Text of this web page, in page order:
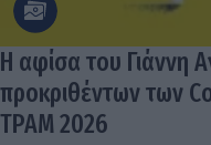
Η αφίσα του Γιάννη
προκριθέντων των
TPAM 2026